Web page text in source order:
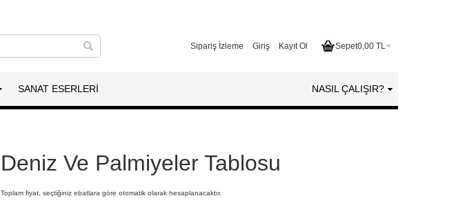
Sepet0,00 TL
Sipariş İzleme Giriş Kayıt Ol
SANAT ESERLERI NASIL ÇALIŞIR?
Deniz Ve Palmiyeler Tablosu
Toplam fiyat, seçtiğiniz ebatlara göre otomatik olarak hesaplanacaktır.